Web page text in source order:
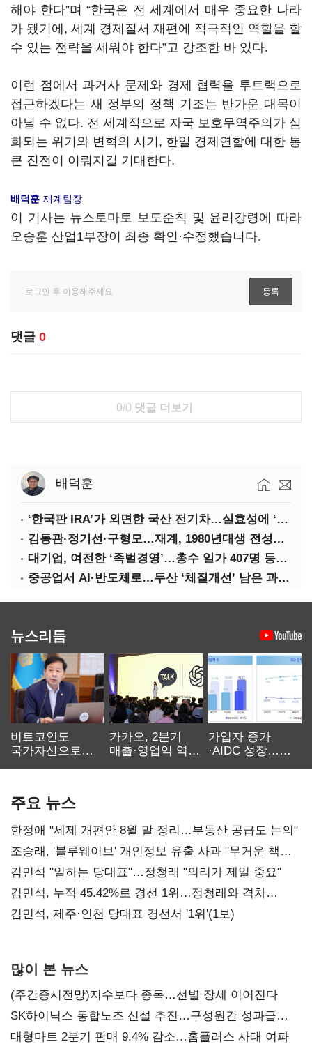
해야 한다”며 “한국은 전 세계에서 매우 중요한 나라
가 됐기에 , 세계 경제질서 재편에 적극적인 역할을 할
수 있는 전략을 세워야 한다”고 강조한 바 있다.
이런 점에서 과거사 문제와 경제 협력을 투트랙으로
접근하겠다는 새 정부의 정책 기조는 반가운 대목이
아닐 수 없다. 전 세계적으로 자국 보호무역주의가 심
화되는 위기와 변혁의 시기, 한일 경제연합에 대한 통
큰 진전이 이뤄지길 기대한다.
배덕훈 재계팀장
이 기사는 뉴스토마토 보도준칙 및 윤리강령에 따라
오승훈 산업1부장이 최종 확인·수정했습니다.
댓글 0
0/0 댓글 더보기
배덕훈
‘한국판 IRA’가 외면한 국산 전기차…실효성에 ‘의문’
김동관·정기선·구형모…재계, 1980년대생 전성시대
대기업, 여전한 ‘족벌경영’…총수 일가 407명 등기임원
중공업서 AI·반도체로…두산 ‘체질개선’ 남은 과제는
뉴스리듬
비트코인도
국가자산으로…'
카카오, 2분기
매출·영업익 역대
가입자 증가
·AIDC 성장…
주요 뉴스
한정애 "세제 개편안 8월 말 정리…부동산 공급도 논의"
조승래, '블루웨이브' 개인정보 유출 사과 "무거운 책임
통감"
김민석 "일하는 당대표"…정청래 "의리가 제일 중요"
김민석, 누적 45.42%로 경선 1위…정청래와 격차
0.86%p(2보)
김민석, 제주·인천 당대표 경선서 '1위'(1보)
많이 본 뉴스
(주간증시전망)지수보다 종목…선별 장세 이어진다
SK하이닉스 통합노조 신설 추진…구성원간 성과급
불만 확산
대형마트 2분기 판매 9.4% 감소…홈플러스 사태 여파